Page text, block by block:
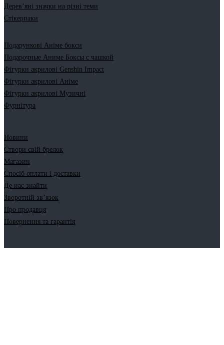
Дерев’яні значки на різні теми
Стікерпаки
Подарункові Аніме бокси
Подарочные Аниме Боксы с чашкой
Фігурки акрилові Genshin Impact
Фігурки акрилові Аніме
Фігурки акрилові Музичні
Фурнітура
Новини
Створи свій брелок
Магазин
Спосіб оплати і доставки
Де нас знайти
Зворотній зв’язок
Про продавця
Повернення та гарантія